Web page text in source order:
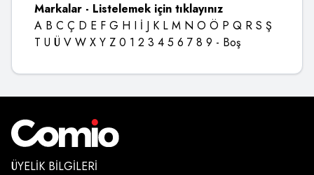
Markalar - Listelemek için tıklayınız
A B C Ç D E F G H I İ J K L M N O Ö P Q R S Ş
T U Ü V W X Y Z 0 1 2 3 4 5 6 7 8 9 - Boş
ÜYELIK BILGILERI